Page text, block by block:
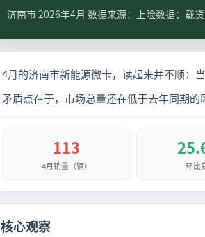
济南市 2026年4月 数据来源：上险数据；载
4月的济南市新能源微卡，读起来并不顺：
矛盾点在于，市场总量还在低于去年同期的
113
4月销量（辆） 环比
核心观察